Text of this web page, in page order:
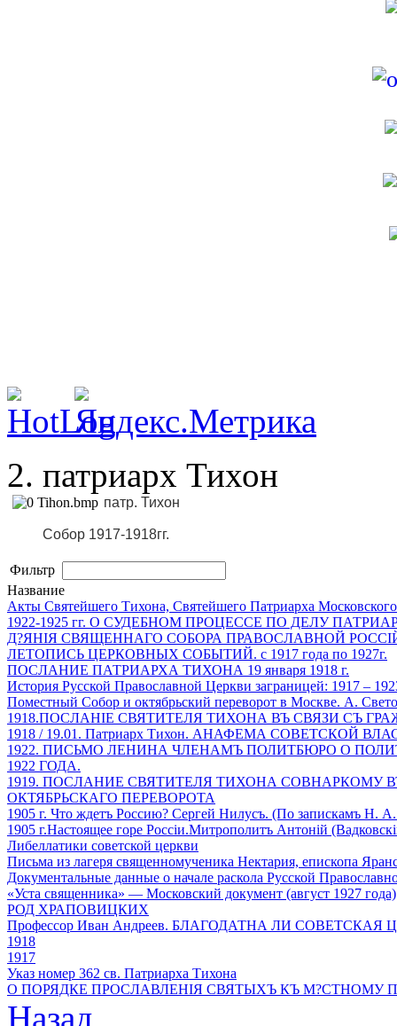
2. патриарх Тихон
патр. Тихон
Собор 1917-1918гг.
Фильтр
Название
Акты Святейшего Тихона, Святейшего Патриарха
1922-1925 гг. О СУДЕБНОМ ПРОЦЕССЕ ПО ДЕЛУ
Д?ЯНІЯ СВЯЩЕННАГО СОБОРА ПРАВОСЛАВНОЙ
ЛЕТОПИСЬ ЦЕРКОВНЫХ СОБЫТИЙ. с 1917 года по 1927г.
ПОСЛАНИЕ ПАТРИАРХА ТИХОНА 19 января 1918 г.
История Русской Православной Церкви заграницей: 1917 –
Поместный Собор и октябрьский переворот в Москве. A.
1918.ПОСЛАНІЕ СВЯТИТЕЛЯ ТИХОНА ВЪ СВЯЗИ СЪ
1918 / 19.01. Патриарх Тихон. АНАФЕМА СОВЕТСКОЙ
1922. ПИСЬМО ЛЕНИНА ЧЛЕНАМЪ ПОЛИТБЮРО О
1922 ГОДА.
1919. ПОСЛАНИЕ СВЯТИТЕЛЯ ТИХОНА СОВНАРКОМУ
ОКТЯБРЬСКАГО ПЕРЕВОРОТА
1905 г. Что ждетъ Россию? Сергей Нилусъ. (По запискамъ Н.
1905 г.Настоящее горе Россiи.Митрополитъ Антоній
Либеллатики советской церкви
Письма из лагеря священномученика Нектария, епископа
Документальные данные о начале раскола Русской
«Уста священника» — Московский документ (август 1927 года)
РОД ХРАПОВИЦКИХ
Профессор Иван Андреев. БЛАГОДАТНА ЛИ СОВЕТСКАЯ
1918
1917
Указ номер 362 св. Патриарха Тихона
О ПОРЯДКЕ ПРОСЛАВЛЕНІЯ СВЯТЫХЪ КЪ М?СТНОМУ
Назад